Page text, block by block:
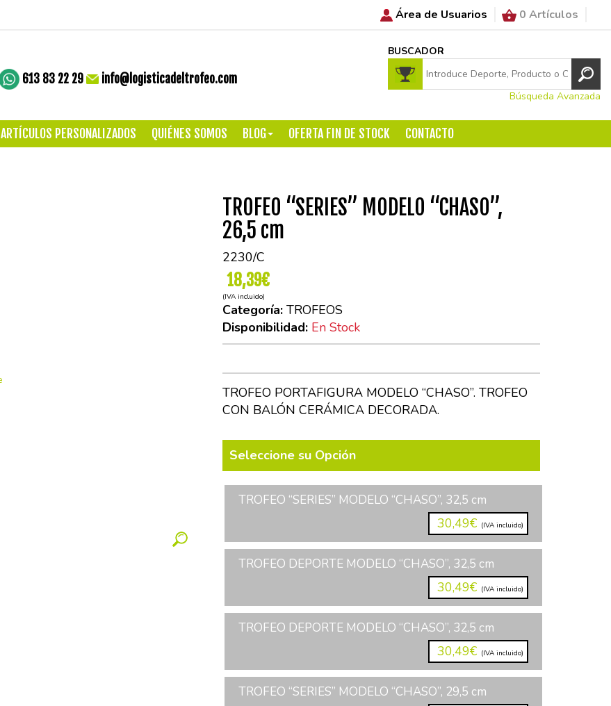
Área de Usuarios 0 Artículos
613 83 22 29 info@logisticadeltrofeo.com
BUSCADOR
Búsqueda Avanzada
ARTÍCULOS PERSONALIZADOS QUIÉNES SOMOS BLOG OFERTA FIN DE STOCK CONTACTO
TROFEO “SERIES” MODELO “CHASO”,
26,5 cm
2230/C
18,39€
(IVA incluido)
Categoría: TROFEOS
Disponibilidad: En Stock
TROFEO PORTAFIGURA MODELO “CHASO”. TROFEO
CON BALÓN CERÁMICA DECORADA.
Seleccione su Opción
TROFEO “SERIES” MODELO “CHASO”, 32,5 cm
30,49€ (IVA incluido)
TROFEO DEPORTE MODELO “CHASO”, 32,5 cm
30,49€ (IVA incluido)
TROFEO DEPORTE MODELO “CHASO”, 32,5 cm
30,49€ (IVA incluido)
TROFEO “SERIES” MODELO “CHASO”, 29,5 cm